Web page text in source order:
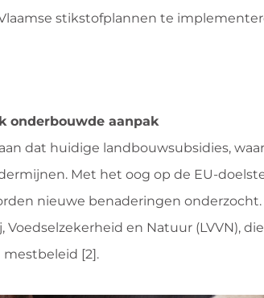
stikstofplannen te
onderbouwde aanpak
dat huidige landbouwsubsidies,
Met het oog op de EU-
nieuwe benaderingen
Voedselzekerheid en Natuur (LVVN),
[2].